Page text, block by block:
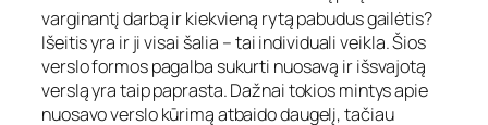
varginantį darbą ir kiekvieną rytą pabudus gailėtis?
Išeitis yra ir ji visai šalia – tai individuali veikla. Šios
verslo formos pagalba sukurti nuosavą ir išsvajotą
verslą yra taip paprasta. Dažnai tokios mintys apie
nuosavo verslo kūrimą atbaido daugelį, tačiau